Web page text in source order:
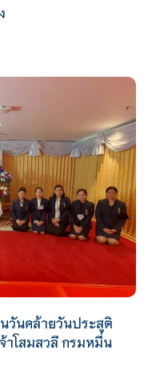
วันคล้ายวันประสูติ
าโสมสวลี กรมหมื่น